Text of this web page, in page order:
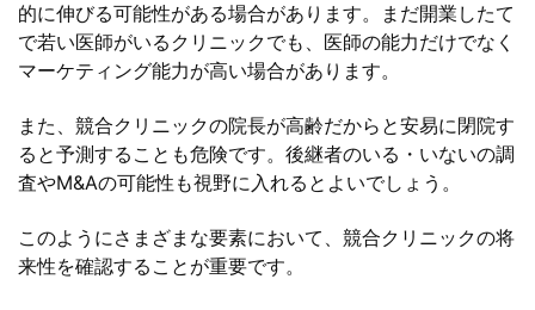
的に伸びる可能性がある場合があります。まだ開業したて
で若い医師がいるクリニックでも、医師の能力だけでなく
マーケティング能力が高い場合があります。
また、競合クリニックの院長が高齢だからと安易に閉院す
ると予測することも危険です。後継者のいる・いないの調
査やM&Aの可能性も視野に入れるとよいでしょう。
このようにさまざまな要素において、競合クリニックの将
来性を確認することが重要です。